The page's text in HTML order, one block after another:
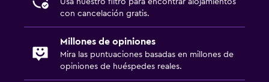
con cancelación gratis.
Millones de opiniones
Mira las puntuaciones basadas en millones de
opiniones de huéspedes reales.